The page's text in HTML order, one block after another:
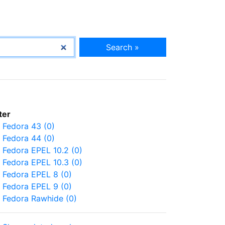
Search »
Fedora 43 (0)
Fedora 44 (0)
Fedora EPEL 10.2 (0)
Fedora EPEL 10.3 (0)
Fedora EPEL 8 (0)
Fedora EPEL 9 (0)
Fedora Rawhide (0)